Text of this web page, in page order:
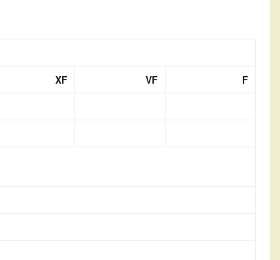
XF VF
F